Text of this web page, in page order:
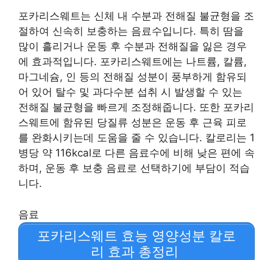
포카리스웨트는 신체 내 수분과 전해질 불균형을 조
절하여 신속히 보충하는 음료수입니다. 특히 땀을
많이 흘리거나 운동 후 수분과 전해질을 잃은 경우
에 효과적입니다. 포카리스웨트에는 나트륨, 칼륨,
마그네슘, 인 등의 전해질 성분이 풍부하게 함유되
어 있어 탈수 및 과다수분 섭취 시 발생할 수 있는
전해질 불균형을 빠르게 조정해줍니다. 또한 포카리
스웨트에 함유된 당질류 성분은 운동 후 근육 피로
를 완화시키는데 도움을 줄 수 있습니다. 칼로리는 1
병당 약 116kcal로 다른 음료수에 비해 낮은 편에 속
하며, 운동 후 보충 음료로 선택하기에 부담이 적습
니다.
음료
포카리스웨트 효능 영양성분 칼로
리 효과 총정리